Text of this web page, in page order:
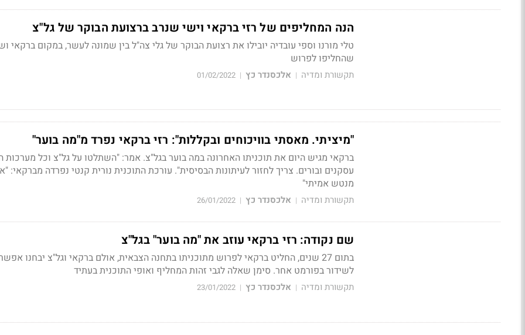
הנה המחליפים של רזי ברקאי וישי שנרב ברצועת הבוקר של גל"צ
טלי מורנו וספי עובדיה יובילו את רצועת הבוקר של גלי צה"ל בין שמונה לעשר, במקום ברקאי
שהחליפו לפרוש
תקשורת ומדיה | אלכסנדר כץ |
01/02/2022
"מיציתי. מאסתי בוויכוחים ובקללות": רזי ברקאי נפרד מ"מה בוער"
ברקאי מגיש היום את תוכניתו האחרונה במה בוער בגל"צ. אמר: "השתלטו על גל"צ וכל
עסקנים ובורים. צריך לחזור לעיתונות הבסיסית". עורכת התוכנית נורית קנטי נפרדה מברקאי:
מנטש אמיתי"
תקשורת ומדיה | אלכסנדר כץ |
26/01/2022
שם נקודה: רזי ברקאי עוזב את "מה בוער" בגל"צ
בתום 27 שנים, החליט ברקאי לפרוש מתוכניתו בתחנה הצבאית, אולם ברקאי וגל"צ יבחנו
לשידור בפורמט אחר. סימן שאלה לגבי זהות המחליף ואופי התוכנית בעתיד
תקשורת ומדיה | אלכסנדר כץ |
23/01/2022